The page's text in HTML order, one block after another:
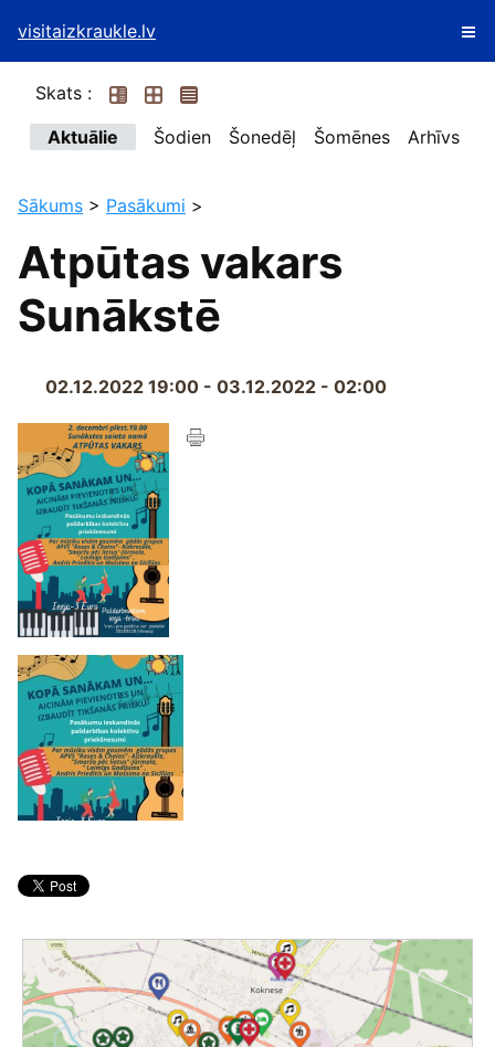
visitaizkraukle.lv
Skats :
Aktuālie
Šodien Šonedēļ Šomēnes Arhīvs
Sākums > Pasākumi >
Atpūtas vakars
Sunākstē
02.12.2022 19:00 - 03.12.2022 - 02:00